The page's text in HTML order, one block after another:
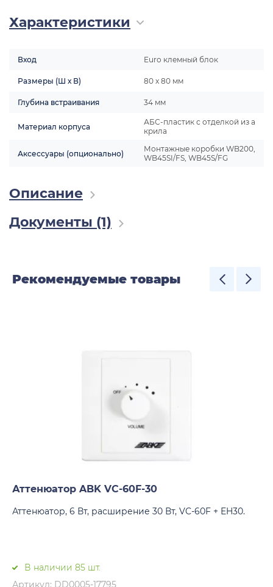
Характеристики
Вход Euro клемный блок
Размеры (Ш х В) 80 x 80 мм
Глубина встраивания 34 мм
Материал корпуса
АБС-пластик с отделкой из а
крила
Аксессуары (опционально)
Монтажные коробки WB200,
WB45SI/FS, WB45S/FG
Описание
Документы (1)
Рекомендуемые товары
Аттенюатор ABK VC-60F-30
Аттенюатор, 6 Вт, расширение 30 Вт, VC-60F + EH30.
В наличии 85 шт.